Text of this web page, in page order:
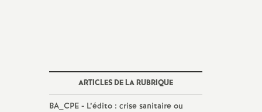
ARTICLES DE LA RUBRIQUE
BA_CPE - L’édito : crise sanitaire ou